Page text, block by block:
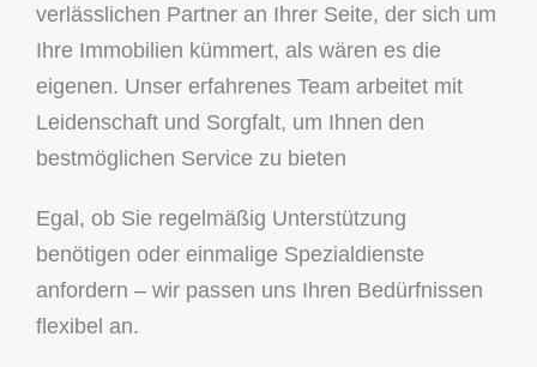
verlässlichen Partner an Ihrer Seite, der sich um
Ihre Immobilien kümmert, als wären es die
eigenen. Unser erfahrenes Team arbeitet mit
Leidenschaft und Sorgfalt, um Ihnen den
bestmöglichen Service zu bieten
Egal, ob Sie regelmäßig Unterstützung
benötigen oder einmalige Spezialdienste
anfordern – wir passen uns Ihren Bedürfnissen
flexibel an.